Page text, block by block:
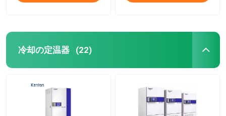
冷却の定温器 (22)